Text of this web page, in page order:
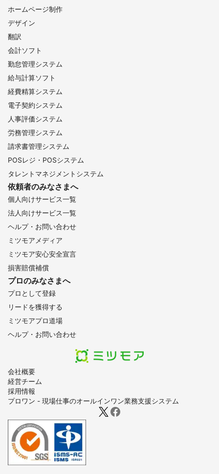
会社概要
経営チーム
採用情報
プロワン - 現場仕事のオールインワン業務支援システム
ホームページ制作
デザイン
翻訳
会計ソフト
勤怠管理システム
給与計算ソフト
経費精算システム
電子契約システム
人事評価システム
労務管理システム
請求書管理システム
POSレジ・POSシステム
タレントマネジメントシステム
依頼者のみなさまへ
個人向けサービス一覧
法人向けサービス一覧
ヘルプ・お問い合わせ
ミツモアメディア
ミツモア安心安全宣言
損害賠償補償
プロのみなさまへ
プロとして登録
リードを獲得する
ミツモアプロ道場
ヘルプ・お問い合わせ